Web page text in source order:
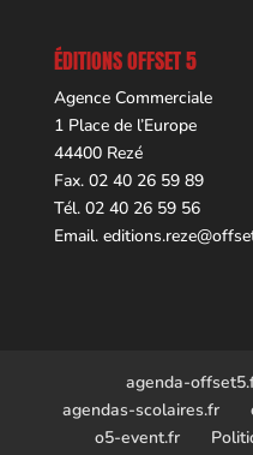
ÉDITIONS OFFSET 5
Agence Commerciale
1 Place de l’Europe
44400 Rezé
Fax. 02 40 26 59 89
Tél. 02 40 26 59 56
Email.
agenda-
agendas-scolaires.fr
o5-event.fr